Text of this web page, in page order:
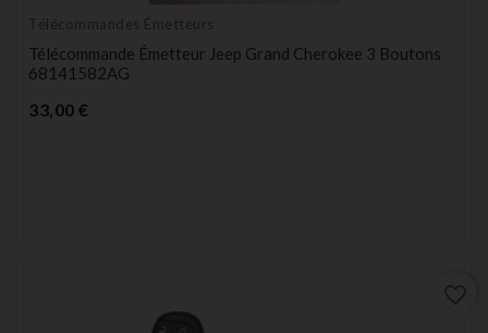
Télécommandes Émetteurs
Télécommande Émetteur Jeep Grand Cherokee 3 Boutons
68141582AG
33,00 €